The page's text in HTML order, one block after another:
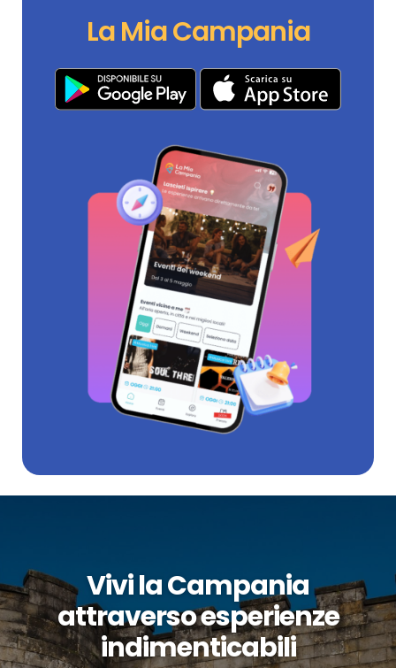
La Mia Campania
Vivi la Campania
attraverso esperienze
indimenticabili